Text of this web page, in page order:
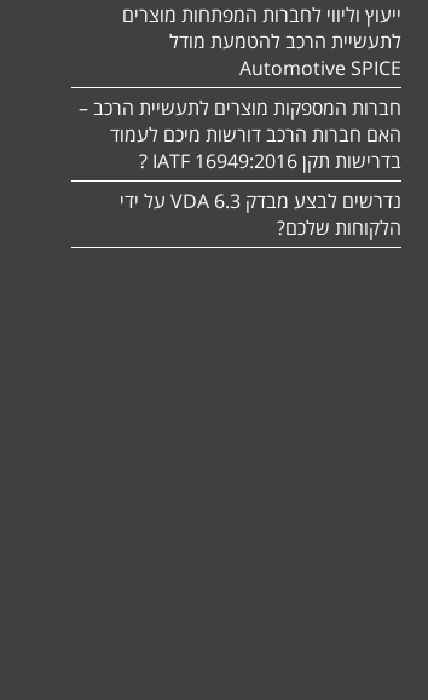
ייעוץ וליווי לחברות המפתחות מוצרים
לתעשיית הרכב להטמעת מודל
Automotive SPICE
חברות המספקות מוצרים לתעשיית הרכב –
האם חברות הרכב דורשות מיכם לעמוד
בדרישות תקן 16949:2016 IATF ?
נדרשים לבצע מבדק VDA 6.3 על ידי
הלקוחות שלכם?